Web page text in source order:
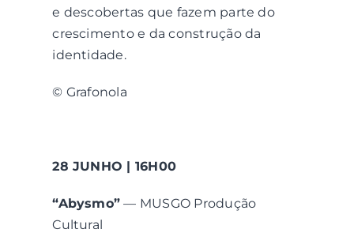
e descobertas que fazem parte do
crescimento e da construção da
identidade.
© Grafonola
28 JUNHO | 16H00
“Abysmo” — MUSGO Produção
Cultural